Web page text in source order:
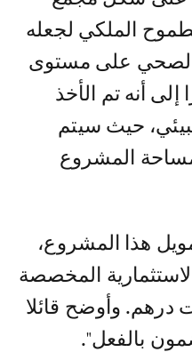
الملكي لجعله
على مستوى
أنه تم الأخذ
حيث سيتم
المشروع
هذا المشروع،
الاستثمارية المخصصة
درهم. وأوضح قائلا
بالفعل".